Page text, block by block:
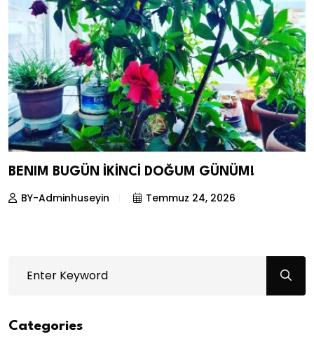
BENIM BUGÜN İKİNCİ DOĞUM GÜNÜM!
BY-Adminhuseyin Temmuz 24, 2026
Categories